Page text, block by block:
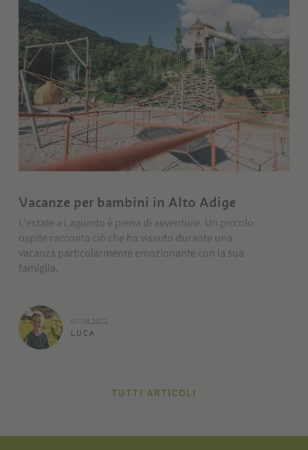
Vacanze per bambini in Alto Adige
L'estate a Lagundo è piena di avventure. Un piccolo
ospite racconta ciò che ha vissuto durante una
vacanza particolarmente emozionante con la sua
famiglia.
07.08.2022
LUCA
TUTTI ARTICOLI